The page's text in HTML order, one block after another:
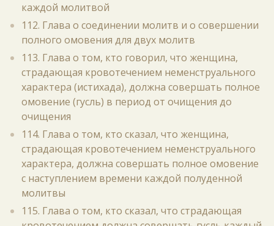
каждой молитвой
112. Глава о соединении молитв и о совершении
полного омовения для двух молитв
113. Глава о том, кто говорил, что женщина,
страдающая кровотечением неменструального
характера (истихада), должна совершать полное
омовение (гусль) в период от очищения до
очищения
114. Глава о том, кто сказал, что женщина,
страдающая кровотечением неменструального
характера, должна совершать полное омовение
с наступлением времени каждой полуденной
молитвы
115. Глава о том, кто сказал, что страдающая